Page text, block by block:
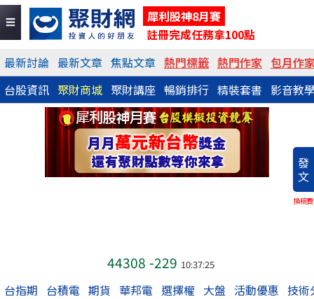
犀利股神8月賽
註冊完成任務拿100點
最新討論 最新文章 焦點文章 熱門標籤 熱門作家 包月作
台股資訊 聚財商城 聚財講座 暢銷排行 精裝套書 影音教
發
文
換稿費
44308 -229 10:37:25
台指期 台積電 期貨 華邦電 選擇權 大盤 活動優惠 技術